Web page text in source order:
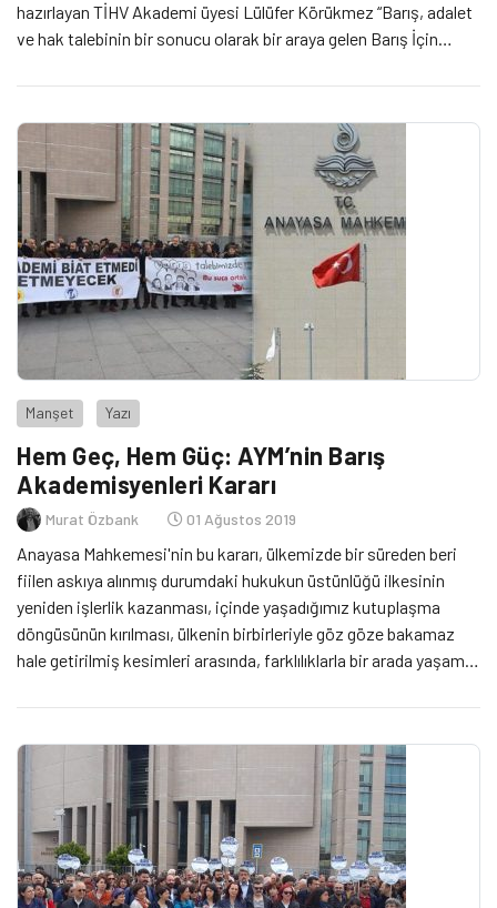
hazırlayan TİHV Akademi üyesi Lülüfer Körükmez “Barış, adalet
ve hak talebinin bir sonucu olarak bir araya gelen Barış İçin
mücadele, kendi mağduriyetlerinin giderilmesi değil, haklarının
ve adaletin temin edilmesi olmuştur” dedi.
Manşet Yazı
Hem Geç, Hem Güç: AYM’nin Barış
Akademisyenleri Kararı
Murat Özbank 01 Ağustos 2019
Anayasa Mahkemesi'nin bu kararı, ülkemizde bir süreden beri
fiilen askıya alınmış durumdaki hukukun üstünlüğü ilkesinin
yeniden işlerlik kazanması, içinde yaşadığımız kutuplaşma
döngüsünün kırılması, ülkenin birbirleriyle göz göze bakamaz
hale getirilmiş kesimleri arasında, farklılıklarla bir arada yaşama
geç ama doğru bir adım olarak görülebilir mi?